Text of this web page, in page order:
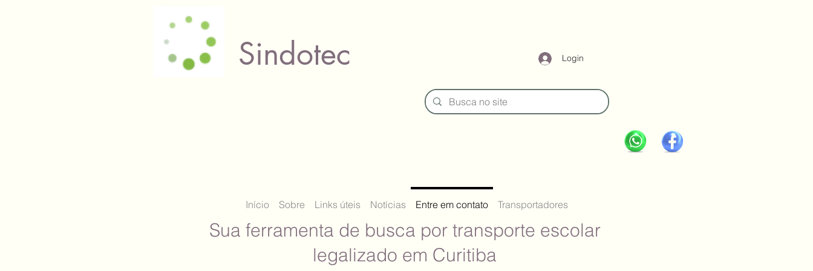
Sindotec Login
Início Sobre Links úteis Notícias Entre em contato Transportadores
Sua ferramenta de busca por transporte escolar
legalizado em Curitiba